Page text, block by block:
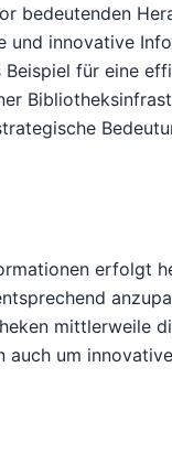
bedeutenden
und innovative
für eine
erfolgt
mittlerweile
um